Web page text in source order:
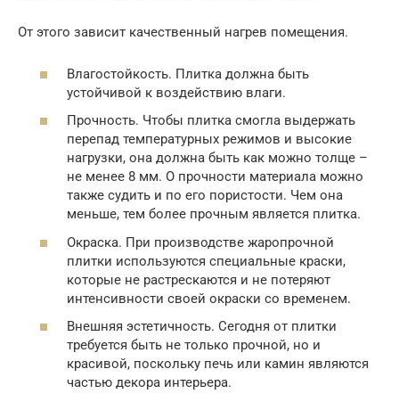
От этого зависит качественный нагрев помещения.
Влагостойкость. Плитка должна быть
устойчивой к воздействию влаги.
Прочность. Чтобы плитка смогла выдержать
перепад температурных режимов и высокие
нагрузки, она должна быть как можно толще –
не менее 8 мм. О прочности материала можно
также судить и по его пористости. Чем она
меньше, тем более прочным является плитка.
Окраска. При производстве жаропрочной
плитки используются специальные краски,
которые не растрескаются и не потеряют
интенсивности своей окраски со временем.
Внешняя эстетичность. Сегодня от плитки
требуется быть не только прочной, но и
красивой, поскольку печь или камин являются
частью декора интерьера.